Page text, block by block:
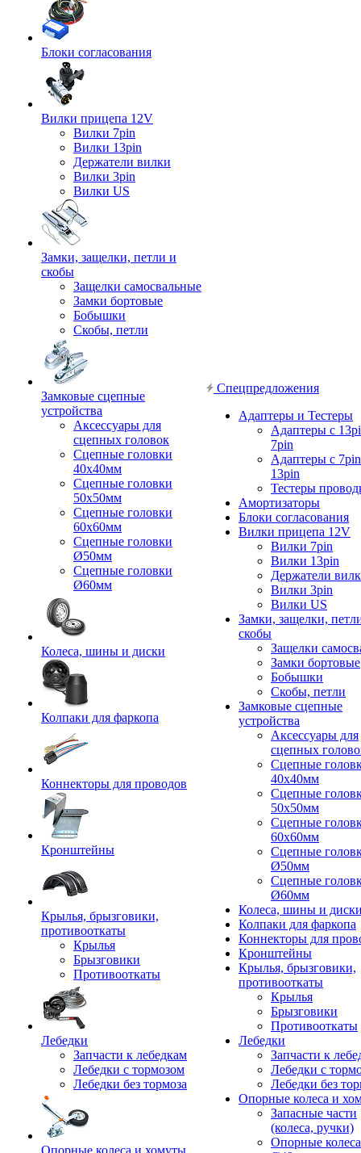
Блоки согласования
Вилки прицепа 12V
Вилки 7pin
Вилки 13pin
Держатели вилки
Вилки 3pin
Вилки US
Замки, защелки, петли и
скобы
Защелки самосвальные
Замки бортовые
Бобышки
Скобы, петли
Замковые сцепные
устройства
Аксессуары для
сцепных головок
Сцепные головки
40x40мм
Сцепные головки
50x50мм
Сцепные головки
60x60мм
Сцепные головки
Ø50мм
Сцепные головки
Ø60мм
Колеса, шины и диски
Колпаки для фаркопа
Коннекторы для проводов
Кронштейны
Крылья, брызговики,
противооткаты
Крылья
Брызговики
Противооткаты
Лебедки
Запчасти к лебедкам
Лебедки с тормозом
Лебедки без тормоза
Опорные колеса и хомуты
Спецпредложения
Адаптеры и Тестеры
Адаптеры с
7pin
Адаптеры с
13pin
Тестеры
Амортизаторы
Блоки согласования
Вилки прицепа 12V
Вилки 7pin
Вилки 13pin
Держатели
Вилки 3pin
Вилки US
Замки, защелки,
скобы
Защелки
Замки бортовые
Бобышки
Скобы, петли
Замковые сцепные
устройства
Аксессуары для
сцепных
Сцепные
40x40мм
Сцепные
50x50мм
Сцепные
60x60мм
Сцепные
Ø50мм
Сцепные
Ø60мм
Колеса, шины и
Колпаки для фаркопа
Коннекторы для
Кронштейны
Крылья, брызговики,
противооткаты
Крылья
Брызговики
Противооткаты
Лебедки
Запчасти к
Лебедки с
Лебедки без
Опорные колеса и
Запасные части
(колеса, ручки)
Опорные колеса